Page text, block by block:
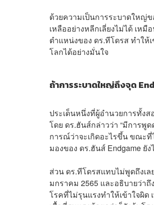
ด้วยความเป็นการระบาดใหญ่
เหลืออย่างหลีกเลี่ยงไม่ได้ เห
ตำแหน่งของ ดร.ทีโดรส ทำให้
โลกได้อย่างมั่นใจ
ถ้าการระบาดใหญ่ถึงจุด
ประเด็นหนึ่งที่ผู้อำนวยการทั้งส
โดย ดร.ฮันส์กล่าวว่า “มีการพู
การณ์ว่าจะเกิดอะไรขึ้น ขณะที่
มองของ ดร.ฮันส์ Endgame ยัง
ส่วน ดร.ทีโดรสแทบไม่พูดถึงเ
มกราคม 2565 และอธิบายว่า
โรคที่ไม่รุนแรงทำให้เข้าใจผิด